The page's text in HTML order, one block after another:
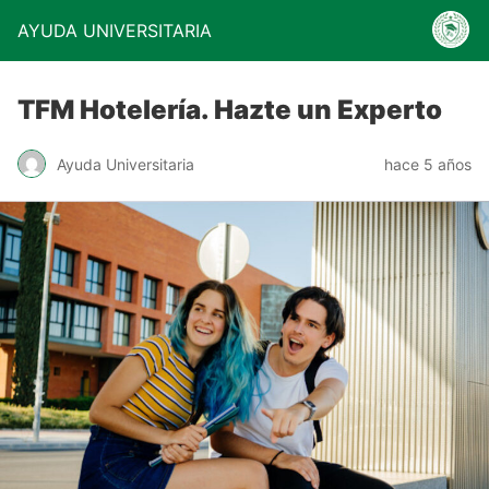
AYUDA UNIVERSITARIA
TFM Hotelería. Hazte un Experto
Ayuda Universitaria hace 5 años